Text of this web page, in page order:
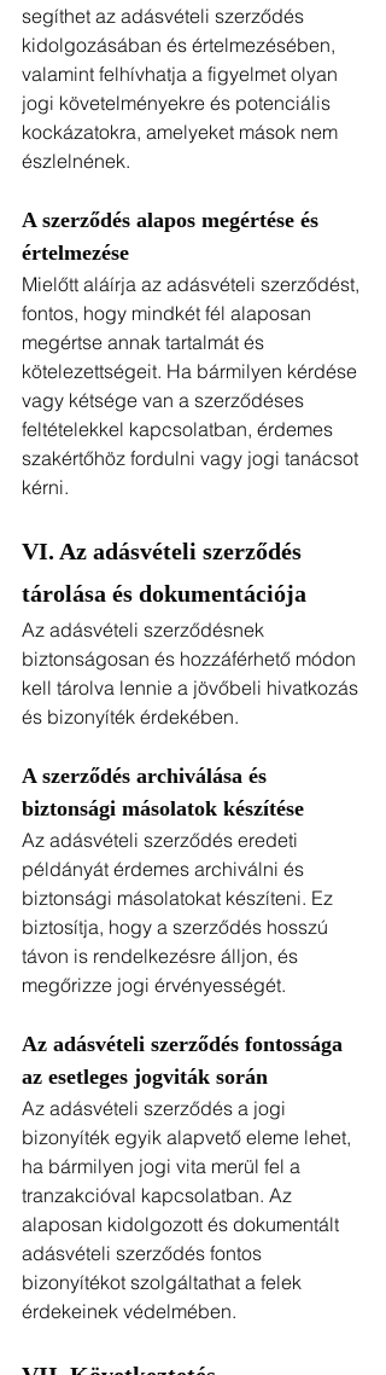
segíthet az adásvételi szerződés
kidolgozásában és értelmezésében,
valamint felhívhatja a figyelmet olyan
jogi követelményekre és potenciális
kockázatokra, amelyeket mások nem
észlelnének.
A szerződés alapos megértése és
értelmezése
Mielőtt aláírja az adásvételi szerződést,
fontos, hogy mindkét fél alaposan
megértse annak tartalmát és
kötelezettségeit. Ha bármilyen kérdése
vagy kétsége van a szerződéses
feltételekkel kapcsolatban, érdemes
szakértőhöz fordulni vagy jogi tanácsot
kérni.
VI. Az adásvételi szerződés
tárolása és dokumentációja
Az adásvételi szerződésnek
biztonságosan és hozzáférhető módon
kell tárolva lennie a jövőbeli hivatkozás
és bizonyíték érdekében.
A szerződés archiválása és
biztonsági másolatok készítése
Az adásvételi szerződés eredeti
példányát érdemes archiválni és
biztonsági másolatokat készíteni. Ez
biztosítja, hogy a szerződés hosszú
távon is rendelkezésre álljon, és
megőrizze jogi érvényességét.
Az adásvételi szerződés fontossága
az esetleges jogviták során
Az adásvételi szerződés a jogi
bizonyíték egyik alapvető eleme lehet,
ha bármilyen jogi vita merül fel a
tranzakcióval kapcsolatban. Az
alaposan kidolgozott és dokumentált
adásvételi szerződés fontos
bizonyítékot szolgáltathat a felek
érdekeinek védelmében.